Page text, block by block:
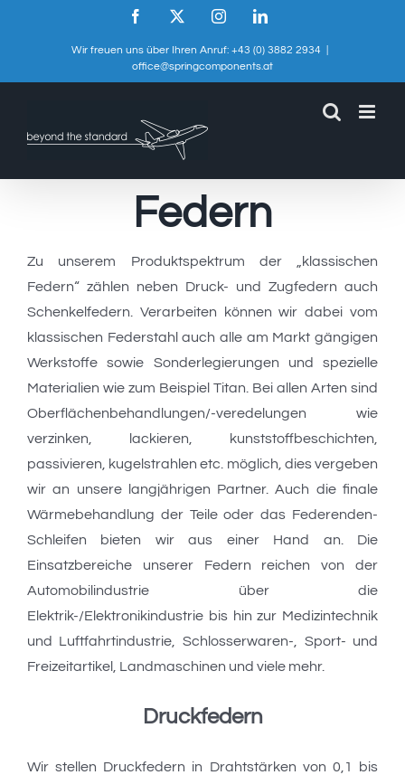
Facebook InstagramLinkedIn
Wir freuen uns über Ihren Anruf: +43 (0) 3882 2934
office@springcomponents.at
Federn
Zu unserem Produktspektrum der „klassischen
Federn“ zählen neben Druck- und Zugfedern auch
Schenkelfedern. Verarbeiten können wir dabei vom
klassischen Federstahl auch alle am Markt gängigen
Werkstoffe sowie Sonderlegierungen und spezielle
Materialien wie zum Beispiel Titan. Bei allen Arten sind
Oberflächenbehandlungen/-veredelungen wie
verzinken, lackieren, kunststoffbeschichten,
passivieren, kugelstrahlen etc. möglich, dies vergeben
wir an unsere langjährigen Partner. Auch die finale
Wärmebehandlung der Teile oder das Federenden-
Schleifen bieten wir aus einer Hand an. Die
Einsatzbereiche unserer Federn reichen von der
Automobilindustrie über die
Elektrik-/Elektronikindustrie bis hin zur Medizintechnik
und Luftfahrtindustrie, Schlosserwaren-, Sport- und
Freizeitartikel, Landmaschinen und viele mehr.
Druckfedern
Wir stellen Druckfedern in Drahtstärken von 0,1 bis